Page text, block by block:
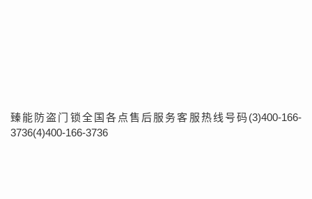
臻能防盗门锁全国各点售后服务客服热线号码(3)400-166-
3736(4)400-166-3736